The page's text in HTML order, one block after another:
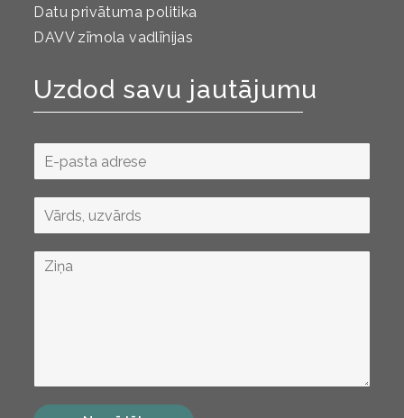
Datu privātuma politika
DAVV zīmola vadlīnijas
Uzdod savu jautājumu